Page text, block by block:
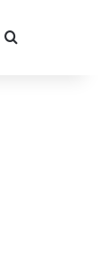
Procurar por